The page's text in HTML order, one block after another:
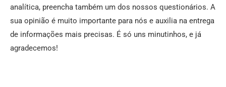
analítica, preencha também um dos nossos questionários. A
sua opinião é muito importante para nós e auxilia na entrega
de informações mais precisas. É só uns minutinhos, e já
agradecemos!